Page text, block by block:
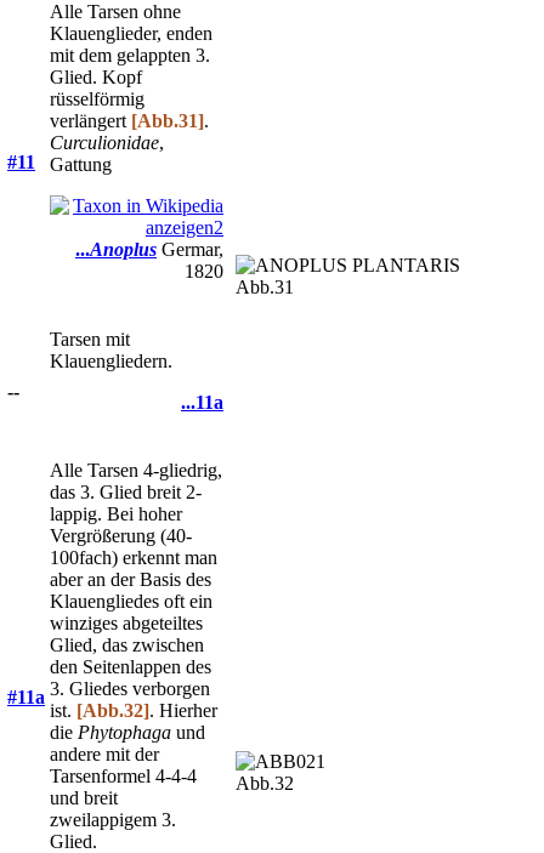
#11
Alle Tarsen ohne
Klauenglieder, enden
mit dem gelappten 3.
Glied. Kopf
rüsselförmig
verlängert [Abb.31].
Curculionidae,
Gattung
...Anoplus Germar,
1820
Abb.31
--
Tarsen mit
Klauengliedern.
...11a
#11a
Alle Tarsen 4-gliedrig,
das 3. Glied breit 2-
lappig. Bei hoher
Vergrößerung (40-
100fach) erkennt man
aber an der Basis des
Klauengliedes oft ein
winziges abgeteiltes
Glied, das zwischen
den Seitenlappen des
3. Gliedes verborgen
ist. [Abb.32]. Hierher
die Phytophaga und
andere mit der
Tarsenformel 4-4-4
und breit
zweilappigem 3.
Glied.
Abb.32